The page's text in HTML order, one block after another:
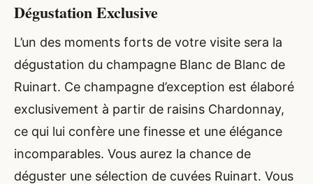
Dégustation Exclusive
L’un des moments forts de votre visite sera la
dégustation du champagne Blanc de Blanc de
Ruinart. Ce champagne d’exception est élaboré
exclusivement à partir de raisins Chardonnay,
ce qui lui confère une finesse et une élégance
incomparables. Vous aurez la chance de
déguster une sélection de cuvées Ruinart. Vous